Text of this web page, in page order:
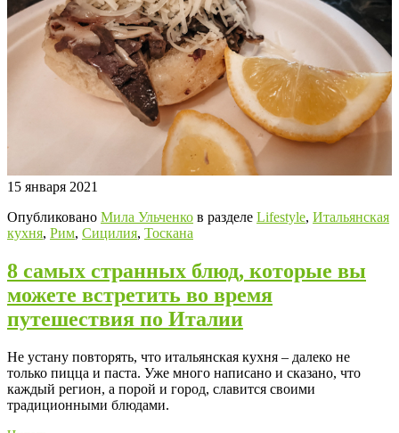
15 января 2021
Опубликовано Мила Ульченко в разделе Lifestyle, Итальянская
кухня, Рим, Сицилия, Тоскана
8 самых странных блюд, которые вы
можете встретить во время
путешествия по Италии
Не устану повторять, что итальянская кухня – далеко не
только пицца и паста. Уже много написано и сказано, что
каждый регион, а порой и город, славится своими
традиционными блюдами.